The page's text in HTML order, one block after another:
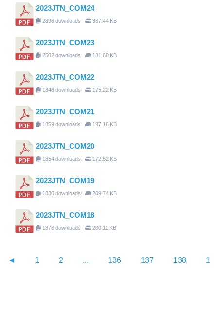
2023JTN_COM24
2896 downloads 367.44 KB
2023JTN_COM23
2502 downloads 181.60 KB
2023JTN_COM22
1846 downloads 175.22 KB
2023JTN_COM21
1859 downloads 197.16 KB
2023JTN_COM20
1854 downloads 172.52 KB
2023JTN_COM19
1830 downloads 209.74 KB
2023JTN_COM18
1876 downloads 200.11 KB
◄ 1 2 ... 136 137 138